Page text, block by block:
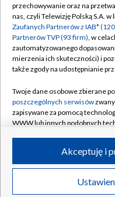
Abonament TVP
Emisja w TVP
Centrum informacji
Naziemna Telewizja
Rada Programowa
System NOS
Informacje o nadawcy
Program dla prasy
Ogłoszenie
©2026
przechowywanie oraz na
nas, czyli Telewizję Polską S.A.
Zaufanych Partnerów z IAB*
Partnerów TVP (93 firm), w
zautomatyzowanego
mierzenia ich skuteczności) i
także zgody na udostępnianie
Twoje dane osobowe zbierane
poszczególnych serwisów
zapisywane za pomocą
WWW lub innych podobnych
ruchu w Internecie.
Twoje dane osobowe zbierane
poszczególnych serwisówna
Akceptuję i